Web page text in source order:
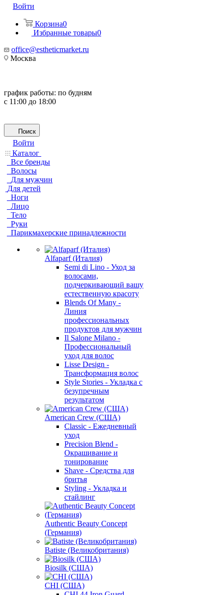
Войти
Корзина0
Избранные товары0
office@estheticmarket.ru
Москва
график работы: по будням
с 11:00 до 18:00
Поиск
Войти
Каталог
Все бренды
Волосы
Для мужчин
Для детей
Ноги
Лицо
Тело
Руки
Парикмахерские принадлежности
Alfaparf (Италия)
Semi di Lino - Уход за
волосами,
подчеркивающий вашу
естественную красоту
Blends Of Many -
Линия
профессиональных
продуктов для мужчин
Il Salone Milano -
Профессиональный
уход для волос
Lisse Design -
Трансформация волос
Style Stories - Укладка с
безупречным
результатом
American Crew (США)
Classic - Ежедневный
уход
Precision Blend -
Окрашивание и
тонирование
Shave - Средства для
бритья
Styling - Укладка и
стайлинг
Authentic Beauty Concept
(Германия)
Batiste (Великобритания)
Biosilk (США)
CHI (США)